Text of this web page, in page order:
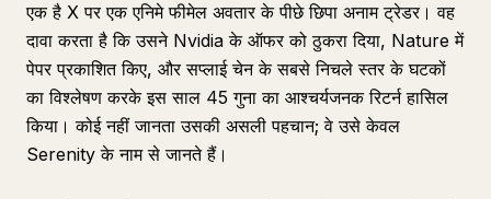
एक है X पर एक एनिमे फीमेल अवतार के पीछे छिपा अनाम ट्रेडर। वह
दावा करता है कि उसने Nvidia के ऑफर को ठुकरा दिया, Nature में
पेपर प्रकाशित किए, और सप्लाई चेन के सबसे निचले स्तर के घटकों
का विश्लेषण करके इस साल 45 गुना का आश्चर्यजनक रिटर्न हासिल
किया। कोई नहीं जानता उसकी असली पहचान; वे उसे केवल
Serenity के नाम से जानते हैं।